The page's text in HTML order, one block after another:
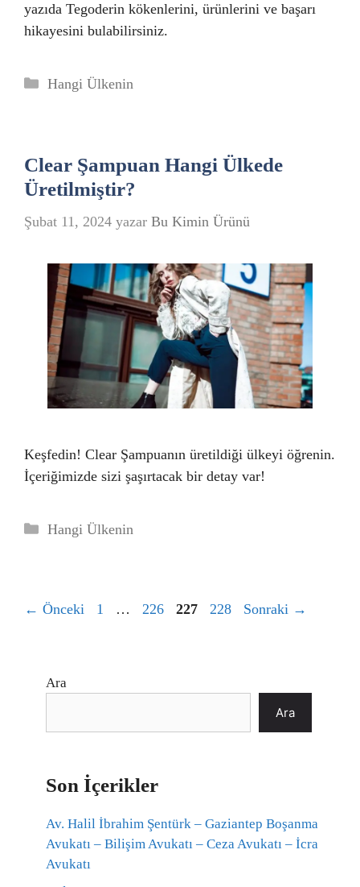
yazıda Tegoderin kökenlerini, ürünlerini ve başarı
hikayesini bulabilirsiniz.
Kategoriler
Hangi Ülkenin
Clear Şampuan Hangi Ülkede
Üretilmiştir?
Şubat 11, 2024 yazar Bu Kimin Ürünü
Keşfedin! Clear Şampuanın üretildiği ülkeyi öğrenin.
İçeriğimizde sizi şaşırtacak bir detay var!
Kategoriler
Hangi Ülkenin
← Önceki Sayfa
1 … Sayfa
226 Sayfa
227 Sayfa
228 Sonraki →
Ara
Ara
Son İçerikler
Av. Halil İbrahim Şentürk – Gaziantep Boşanma
Avukatı – Bilişim Avukatı – Ceza Avukatı – İcra
Avukatı